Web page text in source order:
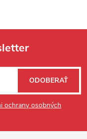
ochrany osobných
ODOBERAŤ